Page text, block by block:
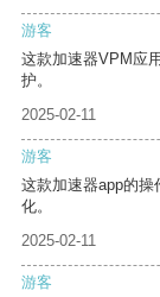
游客
这款加速器VPM应
护。
2025-02-11
游客
这款加速器app的
化。
2025-02-11
游客